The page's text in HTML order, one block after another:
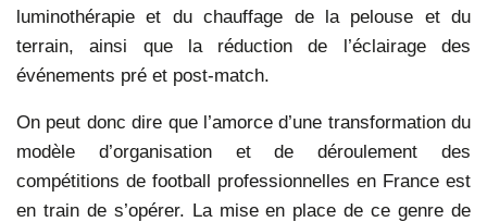
luminothérapie et du chauffage de la pelouse et du
terrain, ainsi que la réduction de l’éclairage des
événements pré et post-match.
On peut donc dire que l’amorce d’une transformation du
modèle d’organisation et de déroulement des
compétitions de football professionnelles en France est
en train de s’opérer. La mise en place de ce genre de